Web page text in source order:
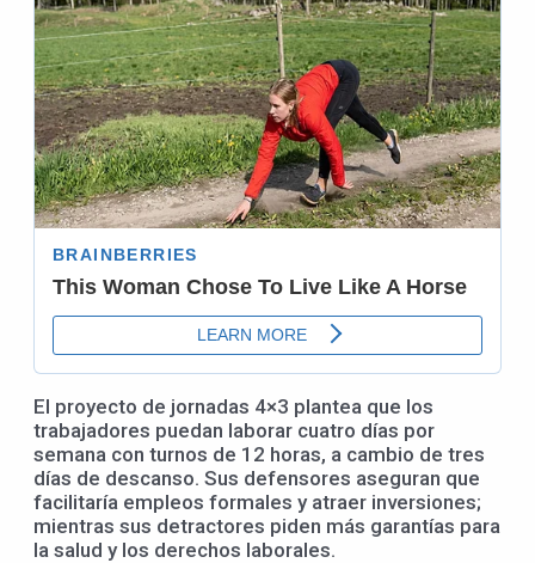
El proyecto de jornadas 4×3 plantea que los
trabajadores puedan laborar cuatro días por
semana con turnos de 12 horas, a cambio de tres
días de descanso. Sus defensores aseguran que
facilitaría empleos formales y atraer inversiones;
mientras sus detractores piden más garantías para
la salud y los derechos laborales.